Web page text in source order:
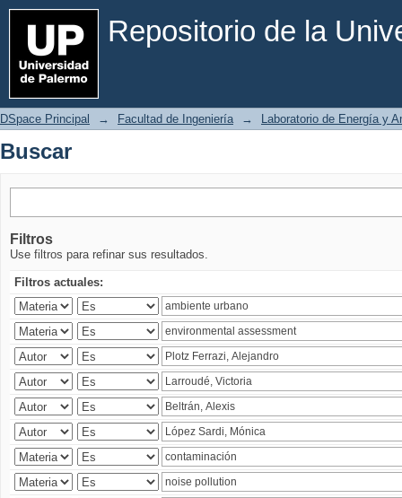
Repositorio de la
Buscar
DSpace Principal → Facultad de Ingeniería → Laboratorio de Energía y
Buscar
Filtros
Use filtros para refinar sus resultados.
Filtros actuales: